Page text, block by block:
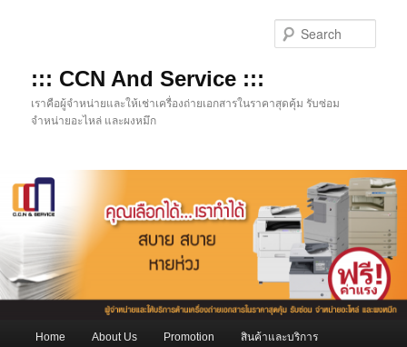
::: CCN And Service :::
เราคือผู้จำหน่ายและให้เช่าเครื่องถ่ายเอกสารในราคาสุดคุ้ม รับซ่อม
จำหน่ายอะไหล่ และผงหมึก
Home About Us Promotion สินค้าและบริการ